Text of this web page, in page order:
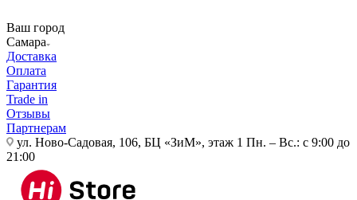
Ваш город
Самара
Доставка
Оплата
Гарантия
Trade in
Отзывы
Партнерам
ул. Ново-Садовая, 106, БЦ «ЗиМ», этаж 1 Пн. – Вс.: с 9:00 до
21:00